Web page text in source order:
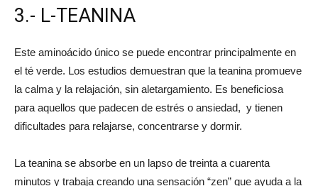
3.- L-TEANINA
Este aminoácido único se puede encontrar principalmente en
el té verde. Los estudios demuestran que la teanina promueve
la calma y la relajación, sin aletargamiento. Es beneficiosa
para aquellos que padecen de estrés o ansiedad, y tienen
dificultades para relajarse, concentrarse y dormir.
La teanina se absorbe en un lapso de treinta a cuarenta
minutos y trabaja creando una sensación “zen” que ayuda a la